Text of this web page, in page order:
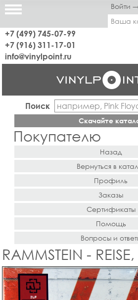
Войти
Ваша
+7 (499) 745-07-99
+7 (916) 311-17-01
info@vinylpoint.ru
Поиск
Скачайте
Покупателю
Назад
Вернуться в
Профиль
Заказы
Сертификаты
Помощь
Вопросы и
RAMMSTEIN - REISE,